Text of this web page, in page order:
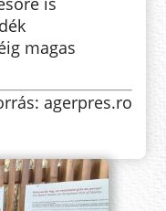
magas
agerpres.ro